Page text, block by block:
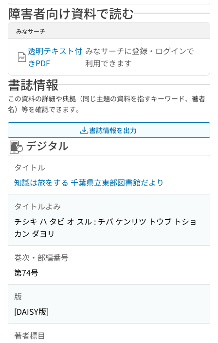
障害者向け資料で読む
みなサーチ
透明テキスト付
きPDF
みなサーチに登録・ログインで
利用できます
書誌情報
この資料の詳細や典拠（同じ主題の資料を指すキーワード、著者
名）等を確認できます。
書誌情報を出力
デジタル
タイトル
知識は旅をする 千葉県立東部図書館だより
タイトルよみ
チシキ ハ タビ オ スル : チバ ケンリツ トウブ トショ
カン ダヨリ
巻次・部編番号
第74号
版
[DAISY版]
著者標目